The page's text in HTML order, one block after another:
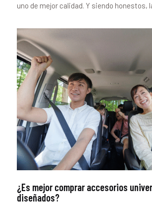
uno de mejor calidad. Y siendo honestos,
¿Es mejor comprar accesorios
diseñados?